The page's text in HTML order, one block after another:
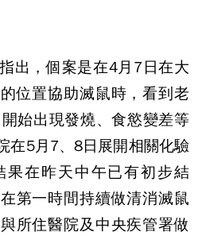
出，個案是在4月7日在大
位置協助滅鼠時，看到老
始出現發燒、食慾變差等
在5月7、8日展開相關化驗
果在昨天中午已有初步結
第一時間持續做清消滅鼠
所住醫院及中央疾管署做